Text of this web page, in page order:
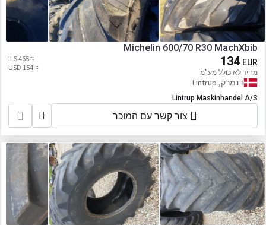
Michelin 600/70 R30 MachXbib
134 EUR
מחיר לא כולל מע"מ
≈ 465 ILS
≈ 154 USD
דנמרק, Lintrup
Lintrup Maskinhandel A/S
צור קשר עם המוכר